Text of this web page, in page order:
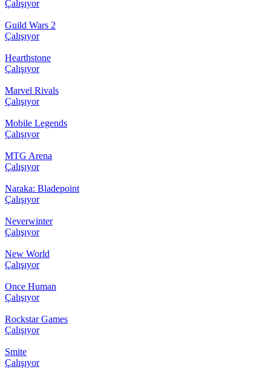
Çalışıyor
Guild Wars 2
Çalışıyor
Hearthstone
Çalışıyor
Marvel Rivals
Çalışıyor
Mobile Legends
Çalışıyor
MTG Arena
Çalışıyor
Naraka: Bladepoint
Çalışıyor
Neverwinter
Çalışıyor
New World
Çalışıyor
Once Human
Çalışıyor
Rockstar Games
Çalışıyor
Smite
Çalışıyor